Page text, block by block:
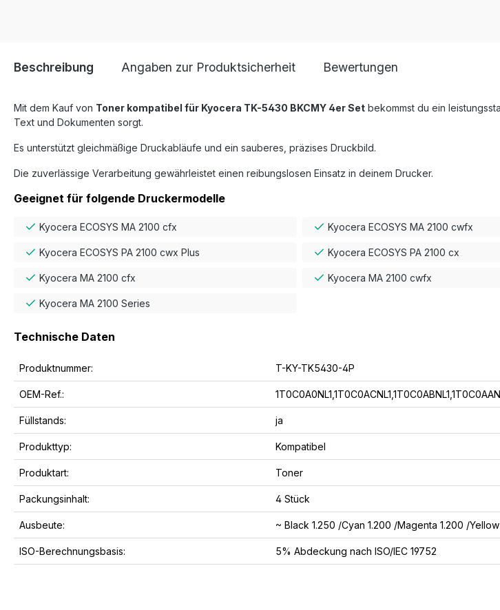
Beschreibung Angaben zur Produktsicherheit Bewertungen
Mit dem Kauf von Toner kompatibel für Kyocera TK-5430 BKCMY 4er Set bekommst du ein
Text und Dokumenten sorgt.
Es unterstützt gleichmäßige Druckabläufe und ein sauberes, präzises Druckbild.
Die zuverlässige Verarbeitung gewährleistet einen reibungslosen Einsatz in deinem Drucker.
Geeignet für folgende Druckermodelle
Kyocera ECOSYS MA 2100 cfx Kyocera ECOSYS MA 2100 cwfx
Kyocera ECOSYS PA 2100 cwx Plus Kyocera ECOSYS PA 2100 cx
Kyocera MA 2100 cfx Kyocera MA 2100 cwfx
Kyocera MA 2100 Series
Technische Daten
Produktnummer: T-KY-TK5430-4P
OEM-Ref.:
Füllstands: ja
Produkttyp: Kompatibel
Produktart: Toner
Packungsinhalt: 4 Stück
Ausbeute: ~ Black 1.250 /Cyan 1.200 /Magenta 1.200 /
ISO-Berechnungsbasis: 5% Abdeckung nach ISO/IEC 19752